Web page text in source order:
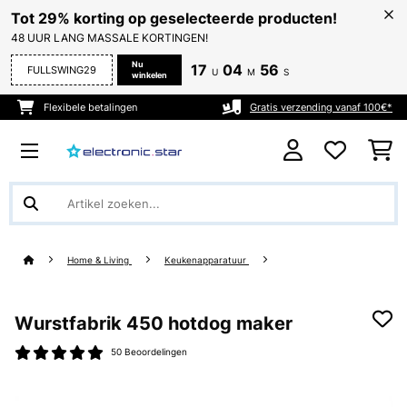
Tot 29% korting op geselecteerde producten!
48 UUR LANG MASSALE KORTINGEN!
FULLSWING29
Nu
winkelen
17 U 04 M 55 S
Flexibele betalingen Gratis verzending vanaf 100€*
Home & Living Keukenapparatuur
Wurstfabrik 450 hotdog maker
50 Beoordelingen